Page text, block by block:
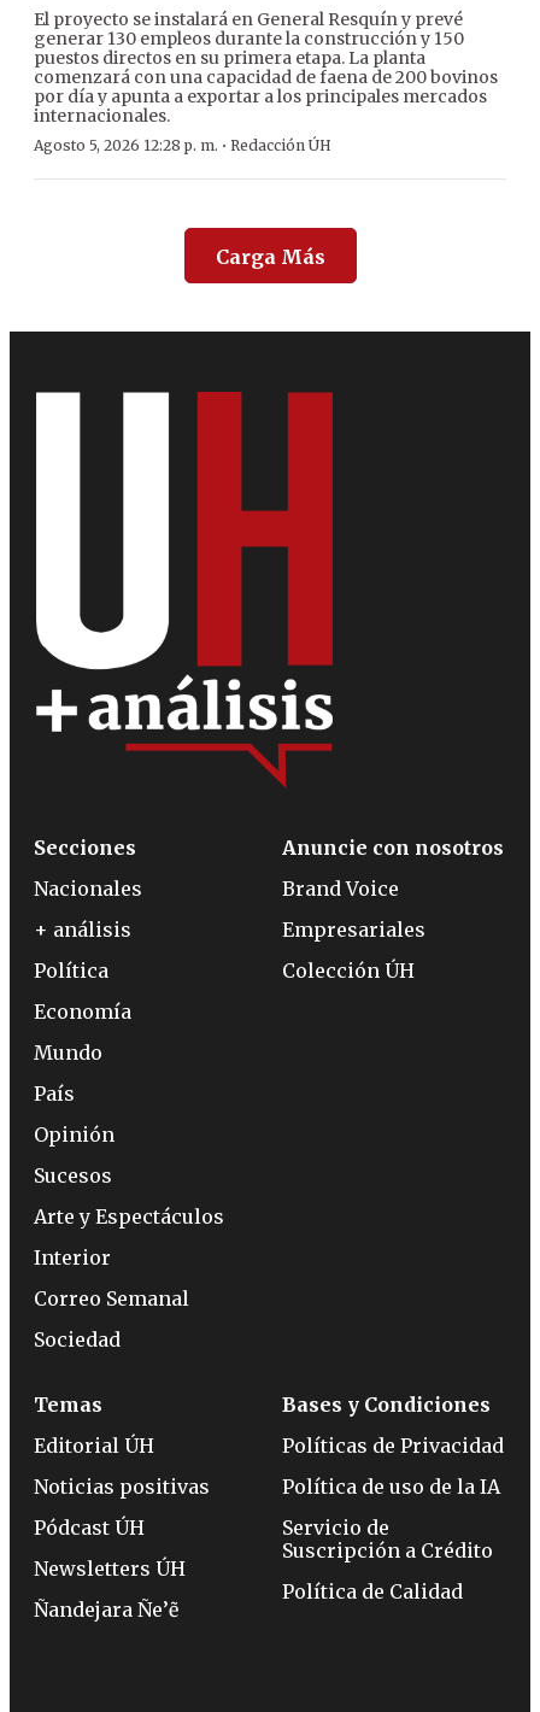
El proyecto se instalará en General Resquín y prevé
generar 130 empleos durante la construcción y 150
puestos directos en su primera etapa. La planta
comenzará con una capacidad de faena de 200 bovinos
por día y apunta a exportar a los principales mercados
internacionales.
Agosto 5, 2026 12:28 p. m. · Redacción ÚH
Carga Más
Secciones
Nacionales
+ análisis
Política
Economía
Mundo
País
Opinión
Sucesos
Arte y Espectáculos
Interior
Correo Semanal
Sociedad
Anuncie con nosotros
Brand Voice
Empresariales
Colección ÚH
Temas
Editorial ÚH
Noticias positivas
Pódcast ÚH
Newsletters ÚH
Ñandejara Ñe’ẽ
Bases y Condiciones
Políticas de Privacidad
Política de uso de la IA
Servicio de
Suscripción a Crédito
Política de Calidad